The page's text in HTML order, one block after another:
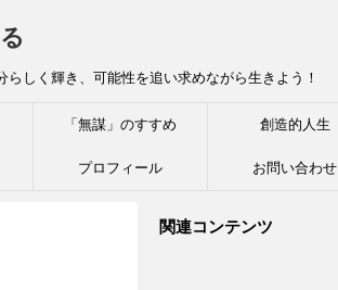
しく輝き、可能性を追い求めながら生きよう！
「無謀」のすすめ 創造的人生
プロフィール お問い合わせ
関連コンテンツ